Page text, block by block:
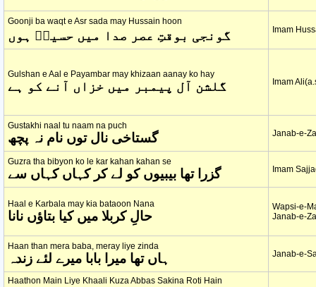
Goonji ba waqt e Asr sada may Hussain hoon
گونجی بوقتِ عصر صدا میں حسینؑ ہوں Imam
Gulshan e Aal e Payambar may khizaan aanay ko hay
گلشن آل پیمبر میں خزاں آنے کو ہے Imam
Gustakhi naal tu naam na puch
گستاخی نال توں نام نہ پچھ Janab-e-
Guzra tha bibyon ko le kar kahan kahan se
گزرا تھا بیبیوں کو لے کر کہاں کہاں سے Imam
Haal e Karbala may kia bataoon Nana
حالِ کربلا میں کیا بتاؤں نانا
Wapsi-e-
Janab-e-
Haan than mera baba, meray liye zinda
ہاں تھا میرا بابا میرے لئے زندہ Janab-e-
Haathon Main Liye Khaali Kuza Abbas Sakina Roti Hain